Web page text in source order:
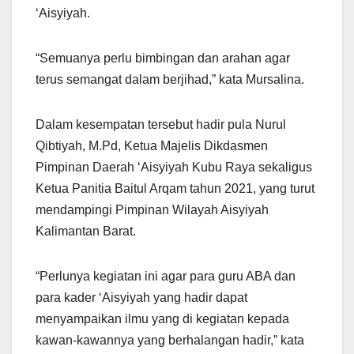
‘Aisyiyah.
“Semuanya perlu bimbingan dan arahan agar
terus semangat dalam berjihad,” kata Mursalina.
Dalam kesempatan tersebut hadir pula Nurul
Qibtiyah, M.Pd, Ketua Majelis Dikdasmen
Pimpinan Daerah ‘Aisyiyah Kubu Raya sekaligus
Ketua Panitia Baitul Arqam tahun 2021, yang turut
mendampingi Pimpinan Wilayah Aisyiyah
Kalimantan Barat.
“Perlunya kegiatan ini agar para guru ABA dan
para kader ‘Aisyiyah yang hadir dapat
menyampaikan ilmu yang di kegiatan kepada
kawan-kawannya yang berhalangan hadir,” kata